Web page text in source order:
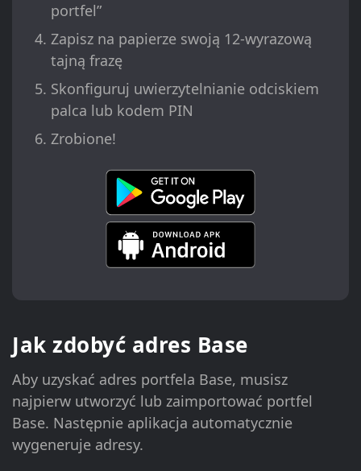
portfel”
Zapisz na papierze swoją 12-wyrazową
tajną frazę
Skonfiguruj uwierzytelnianie odciskiem
palca lub kodem PIN
Zrobione!
Jak zdobyć adres Base
Aby uzyskać adres portfela Base, musisz
najpierw utworzyć lub zaimportować portfel
Base. Następnie aplikacja automatycznie
wygeneruje adresy.